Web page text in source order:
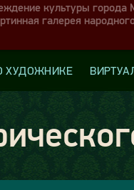
культуры города
галерея
ХУДОЖНИКЕ